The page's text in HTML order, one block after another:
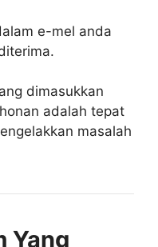
e-mel anda
dimasukkan
adalah tepat
masalah
Yang